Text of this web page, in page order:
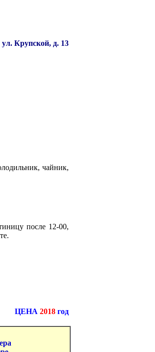
ул. Крупской, д. 13
чайник,
после 12-00,
ЦЕНА 2018 год